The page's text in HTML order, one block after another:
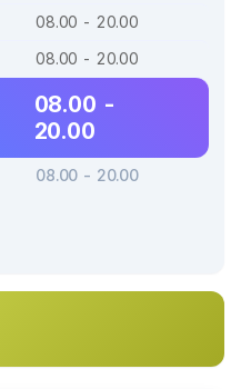
08.00 - 20.00
08.00 - 20.00
08.00 -
20.00
08.00 - 20.00